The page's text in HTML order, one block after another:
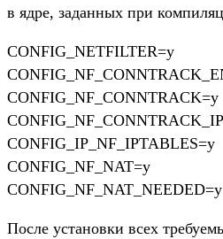
в ядре, заданных при
CONFIG_NETFILTER=y
CONFIG_NF_CONNTRACK=y
CONFIG_IP_NF_IPTABLES=y
CONFIG_NF_NAT=y
CONFIG_NF_NAT_NEEDED=y
После установки всех